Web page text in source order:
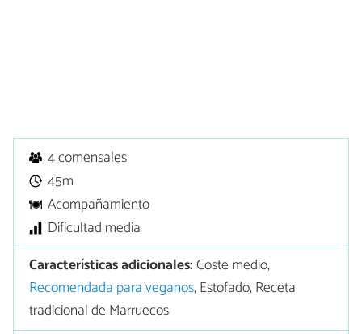
4 comensales
45m
Acompañamiento
Dificultad media
Características adicionales:Coste medio,
Recomendada para veganos, Estofado, Receta
tradicional de Marruecos